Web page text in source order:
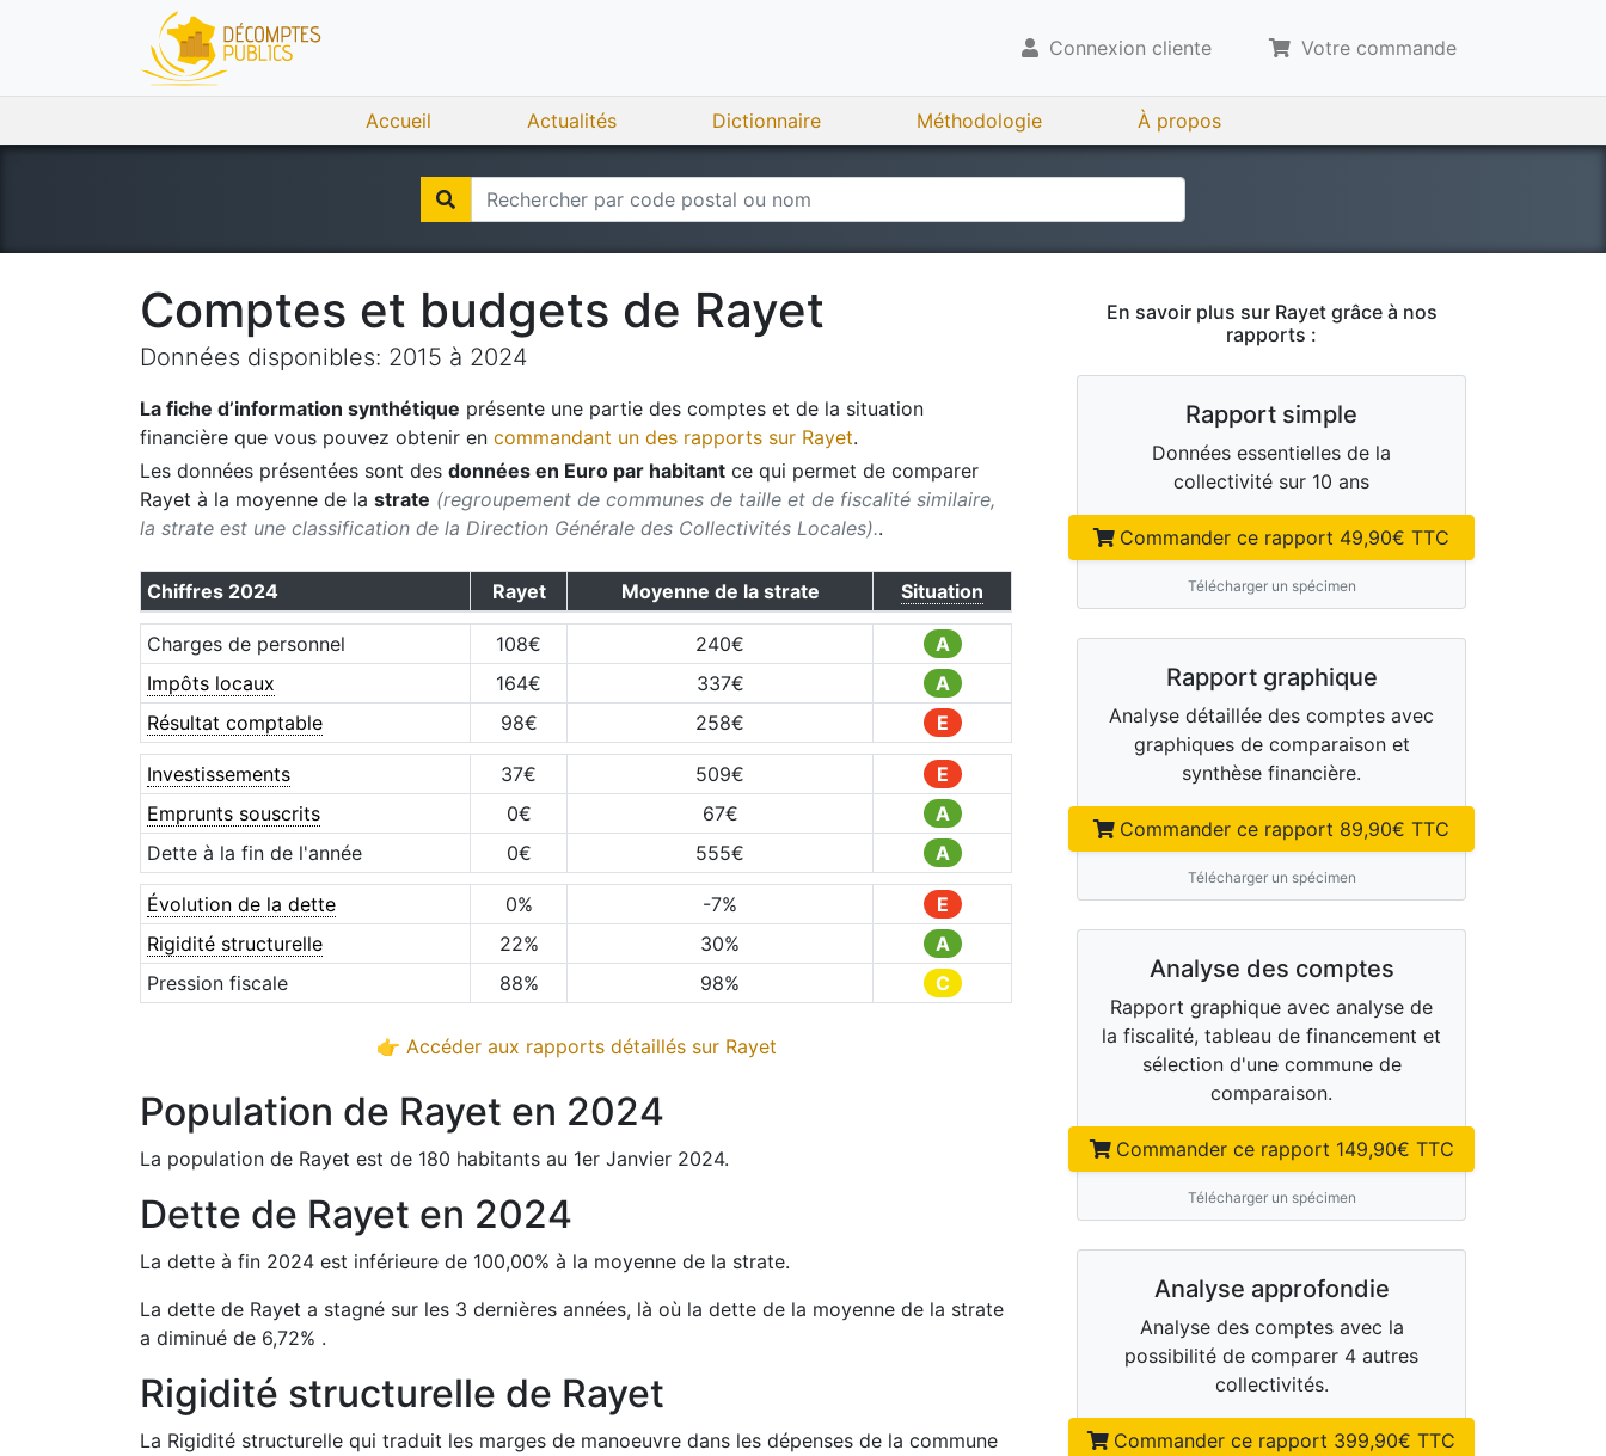
Connexion cliente Votre commande
Accueil Actualités Dictionnaire Méthodologie À propos
Comptes et budgets de Rayet
Données disponibles: 2015 à 2024
La fiche d’information synthétique présente une partie des comptes et de la situation
financière que vous pouvez obtenir en commandant un des rapports sur Rayet.
Les données présentées sont des données en Euro par habitant ce qui permet de comparer
Rayet à la moyenne de la strate (regroupement de communes de taille et de fiscalité similaire,
la strate est une classification de la Direction Générale des Collectivités Locales)..
Chiffres 2024 Rayet Moyenne de la strate Situation
Charges de personnel 108€ 240€
A
Impôts locaux
164€ 337€
A
Résultat comptable
98€ 258€ E
Investissements 37€ 509€
E
Emprunts souscrits
0€ 67€
A
Dette à la fin de l'année
0€ 555€ A
Évolution de la dette 0% -7%
E
Rigidité structurelle
22% 30%
A
Pression fiscale
88% 98% C
👉 Accéder aux rapports détaillés sur Rayet
Population de Rayet en 2024
La population de Rayet est de 180 habitants au 1er Janvier 2024.
Dette de Rayet en 2024
La dette à fin 2024 est inférieure de 100,00% à la moyenne de la strate.
La dette de Rayet a stagné sur les 3 dernières années, là où la dette de la moyenne de la strate
a diminué de 6,72% .
Rigidité structurelle de Rayet
La Rigidité structurelle qui traduit les marges de manoeuvre dans les dépenses de la commune
En savoir plus sur Rayetgrâce à nos
rapports :
Rapport simple
Données essentielles de la
collectivité sur 10 ans
Commander ce rapport 49,90€ TTC
Télécharger un spécimen
Rapport graphique
Analyse détaillée des comptes avec
graphiques de comparaison et
synthèse financière.
Commander ce rapport 89,90€ TTC
Télécharger un spécimen
Analyse des comptes
Rapport graphique avec analyse de
la fiscalité, tableau de financement et
sélection d'une commune de
comparaison.
Commander ce rapport 149,90€ TTC
Télécharger un spécimen
Analyse approfondie
Analyse des comptes avec la
possibilité de comparer 4 autres
collectivités.
Commander ce rapport 399,90€ TTC